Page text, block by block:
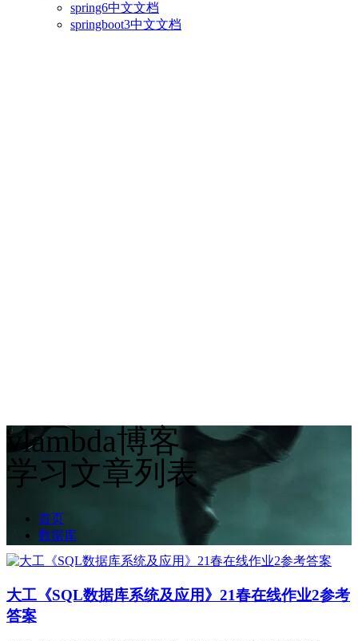
spring6中文文档
springboot3中文文档
vlambda博客
学习文章列表
首页
数据库
大工《SQL数据库系统及应用》21春在线作业2参考
答案